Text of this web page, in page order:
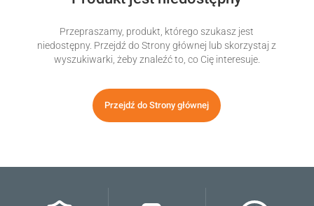
Przepraszamy, produkt, którego szukasz jest
niedostępny. Przejdź do Strony głównej lub skorzystaj z
wyszukiwarki, żeby znaleźć to, co Cię interesuje.
Przejdź do Strony głównej